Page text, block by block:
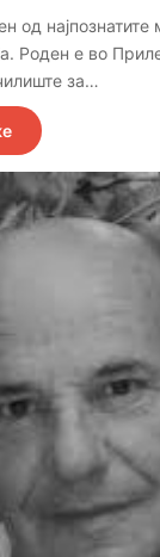
од
Роден е во
за…